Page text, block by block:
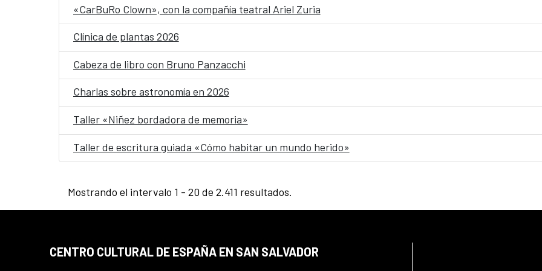
«CarBuRo Clown», con la compañía teatral Ariel Zuria
Clínica de plantas 2026
Cabeza de libro con Bruno Panzacchi
Charlas sobre astronomía en 2026
Taller «Niñez bordadora de memoria»
Taller de escritura guiada «Cómo habitar un mundo herido»
Mostrando el intervalo 1 - 20 de 2.411 resultados.
CENTRO CULTURAL DE ESPAÑA EN SAN SALVADOR